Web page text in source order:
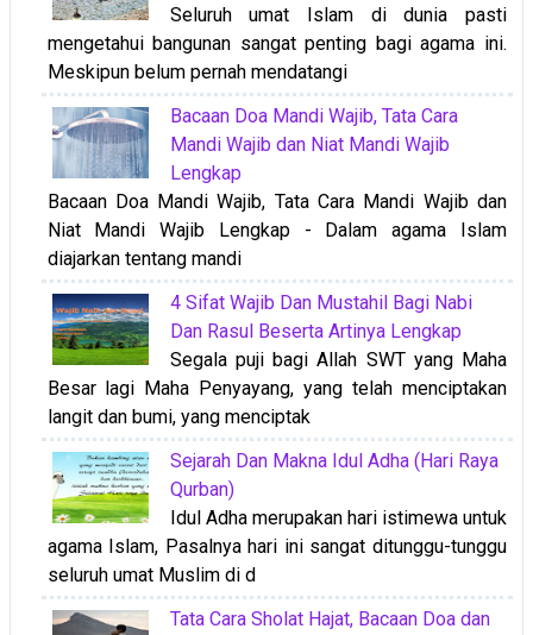
Seluruh umat Islam di dunia pasti
mengetahui bangunan sangat penting bagi agama ini.
Meskipun belum pernah mendatangi
Bacaan Doa Mandi Wajib, Tata Cara
Mandi Wajib dan Niat Mandi Wajib
Lengkap
Bacaan Doa Mandi Wajib, Tata Cara Mandi Wajib dan
Niat Mandi Wajib Lengkap - Dalam agama Islam
diajarkan tentang mandi
4 Sifat Wajib Dan Mustahil Bagi Nabi
Dan Rasul Beserta Artinya Lengkap
Segala puji bagi Allah SWT yang Maha
Besar lagi Maha Penyayang, yang telah menciptakan
langit dan bumi, yang menciptak
Sejarah Dan Makna Idul Adha (Hari Raya
Qurban)
Idul Adha merupakan hari istimewa untuk
agama Islam, Pasalnya hari ini sangat ditunggu-tunggu
seluruh umat Muslim di d
Tata Cara Sholat Hajat, Bacaan Doa dan